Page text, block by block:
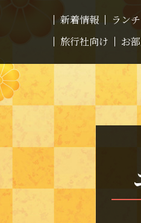
新着情報 ランチ
旅行社向け
お